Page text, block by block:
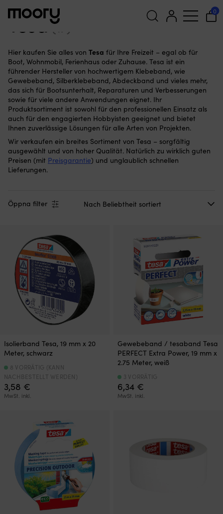
nach:
0
Tesa (17)
Hier kaufen Sie alles von Tesa für Ihre Freizeit – egal ob für
Boot, Wohnmobil, Ferienhaus oder Zuhause. Tesa ist ein
führender Hersteller von hochwertigem Klebeband, wie
Gewebeband, Silberklebeband, Abdeckband und vieles mehr,
das sich für Bootsunterhalt, Reparaturen und Verbesserungen
sowie für viele andere Anwendungen eignet. Ihr
Produktsortiment ist sowohl für den professionellen Einsatz als
auch für den engagierten Hobbyisten geeignet und bietet
Ihnen zuverlässige Lösungen für alle Arten von Projekten.
Wir verkaufen ein breites Sortiment von Tesa – sorgfältig
ausgewählt und von hoher Qualität. Natürlich zu wirklich guten
Preisen (mit Preisgarantie) und unglaublich schnellen
Lieferungen.
Öppna filter
Isolierband Tesa, 19 mm x 20
Meter, schwarz
3,58 €
MwSt. inkl.
8 VORRÄTIG (KANN
NACHBESTELLT WERDEN)
Gewebeband / tesaband Tesa
PERFECT Extra Power, 19 mm x
2.75 Meter, weiß
6,34 €
MwSt. inkl.
3 VORRÄTIG